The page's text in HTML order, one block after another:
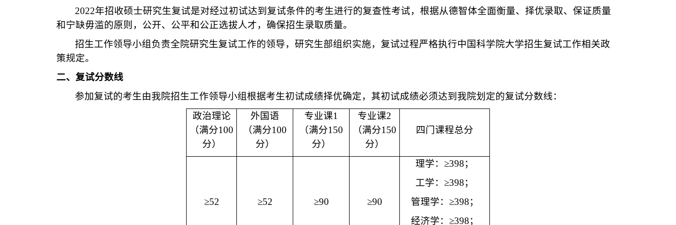
2022年招收硕士研究生复试是对经过初试达到复试条件的考生进行的复查性考试，根据从德智体全面衡量、择优录取、保证质量
和宁缺毋滥的原则，公开、公平和公正选拔人才，确保招生录取质量。
招生工作领导小组负责全院研究生复试工作的领导，研究生部组织实施，复试过程严格执行中国科学院大学招生复试工作相关政
策规定。
二、复试分数线
参加复试的考生由我院招生工作领导小组根据考生初试成绩择优确定，其初试成绩必须达到我院划定的复试分数线：
政治理论
（满分100
分）
外国语
（满分100
分）
专业课1
（满分150
分）
专业课2
（满分150
分）
四门课程总分
≥52 ≥52 ≥90 ≥90
理学： ≥398；
工学： ≥398；
管理学： ≥398；
经济学： ≥398；